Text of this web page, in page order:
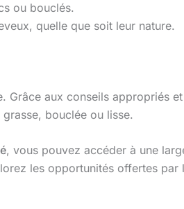
ou bouclés.
quelle que soit leur nature.
Grâce aux conseils appropriés
bouclée ou lisse.
, vous pouvez accéder à une
les opportunités offertes par